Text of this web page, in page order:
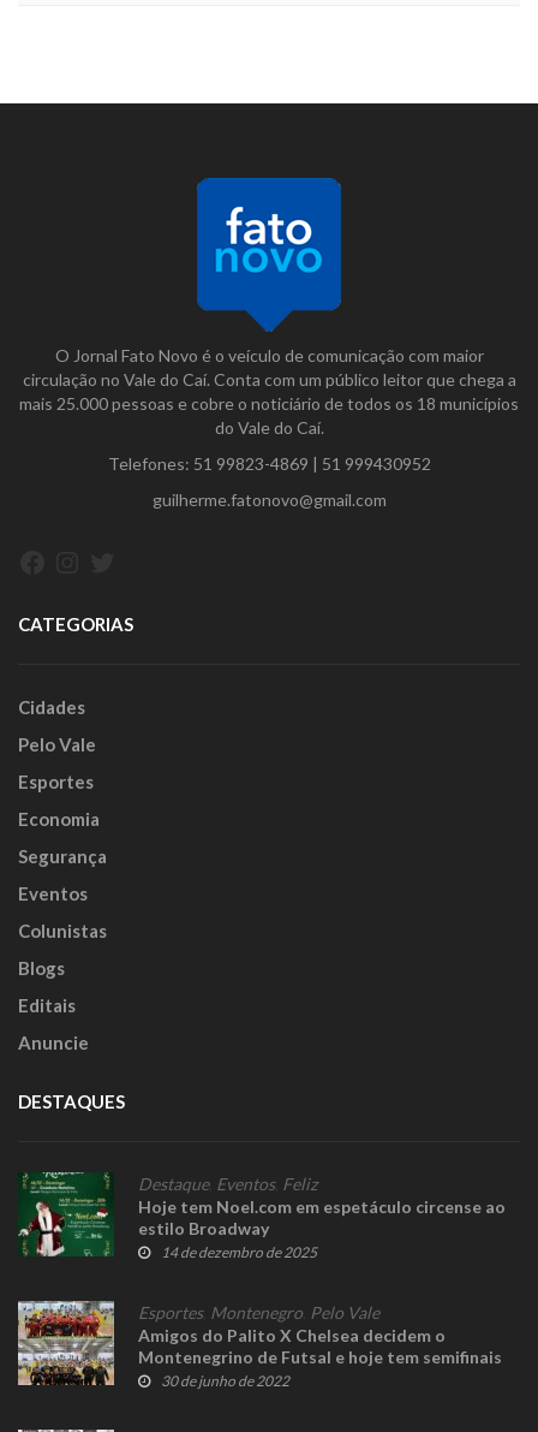
O Jornal Fato Novo é o veículo de comunicação com maior
circulação no Vale do Caí. Conta com um público leitor que chega a
mais 25.000 pessoas e cobre o noticiário de todos os 18 municípios
do Vale do Caí.
Telefones: 51 99823-4869 | 51 999430952
guilherme.fatonovo@gmail.com
CATEGORIAS
Cidades
Pelo Vale
Esportes
Economia
Segurança
Eventos
Colunistas
Blogs
Editais
Anuncie
DESTAQUES
Destaque, Eventos, Feliz
Hoje tem Noel.com em espetáculo circense ao
estilo Broadway
14 de dezembro de 2025
Esportes, Montenegro Pelo Vale
Amigos do Palito X Chelsea decidem o
Montenegrino de Futsal e hoje tem semifinais
do feminino
30 de junho de 2022